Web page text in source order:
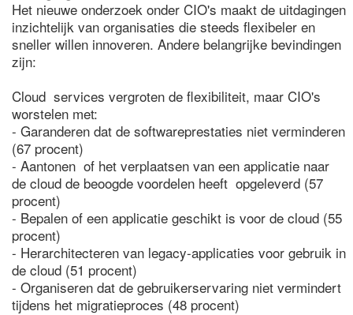
Het nieuwe onderzoek onder CIO's maakt de uitdagingen
inzichtelijk van organisaties die steeds flexibeler en
sneller willen innoveren. Andere belangrijke bevindingen
zijn:
Cloud services vergroten de flexibiliteit, maar CIO's
worstelen met:
- Garanderen dat de softwareprestaties niet verminderen
(67 procent)
- Aantonen of het verplaatsen van een applicatie naar
de cloud de beoogde voordelen heeft opgeleverd (57
procent)
- Bepalen of een applicatie geschikt is voor de cloud (55
procent)
- Herarchitecteren van legacy-applicaties voor gebruik in
de cloud (51 procent)
- Organiseren dat de gebruikerservaring niet vermindert
tijdens het migratieproces (48 procent)